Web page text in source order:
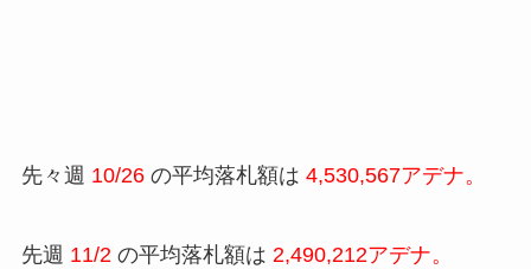
先々週 10/26 の平均落札額は 4,530,567アデナ。
先週 11/2 の平均落札額は 2,490,212アデナ。